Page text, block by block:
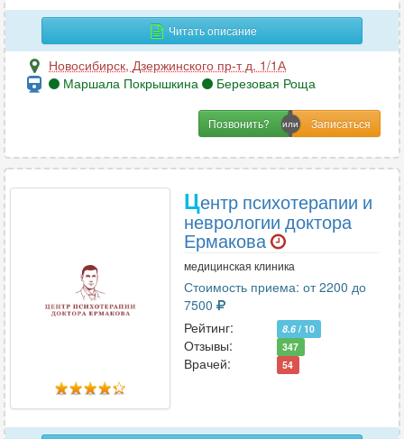
Читать описание
Новосибирск, Дзержинского пр-т д. 1/1А
Маршала Покрышкина
Березовая Роща
Позвонить?
Центр психотерапии и
неврологии доктора
Ермакова
медицинская клиника
Стоимость приема: от 2200 до
7500
Рейтинг:
8.6 / 10
Отзывы: 347
Врачей: 54